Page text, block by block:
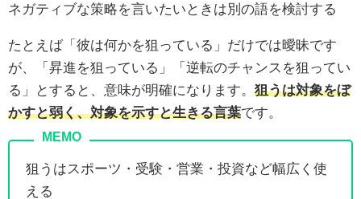
ネガティブな策略を言いたいときは別の語を検討する
たとえば「彼は何かを狙っている」だけでは曖昧です
が、「昇進を狙っている」「逆転のチャンスを狙ってい
る」とすると、意味が明確になります。 狙うは対象をぼ
かすと弱く、対象を示すと生きる言葉です。
狙うはスポーツ・受験・営業・投資など幅広く使
える